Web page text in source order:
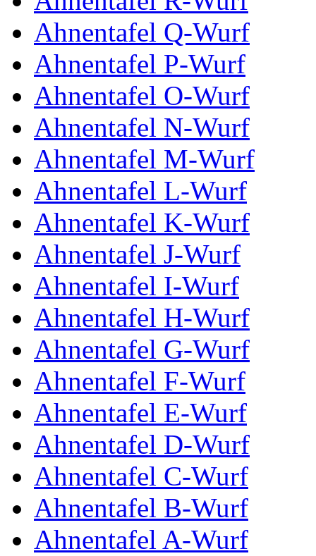
Ahnentafel Q-Wurf
Ahnentafel P-Wurf
Ahnentafel O-Wurf
Ahnentafel N-Wurf
Ahnentafel M-Wurf
Ahnentafel L-Wurf
Ahnentafel K-Wurf
Ahnentafel J-Wurf
Ahnentafel I-Wurf
Ahnentafel H-Wurf
Ahnentafel G-Wurf
Ahnentafel F-Wurf
Ahnentafel E-Wurf
Ahnentafel D-Wurf
Ahnentafel C-Wurf
Ahnentafel B-Wurf
Ahnentafel A-Wurf